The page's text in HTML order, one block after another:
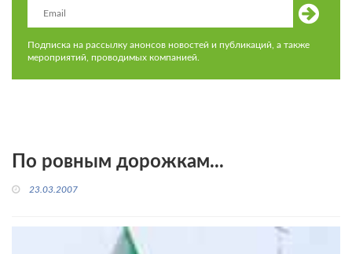
Подписка на рассылку анонсов новостей и публикаций, а также
мероприятий, проводимых компанией.
По ровным дорожкам...
23.03.2007